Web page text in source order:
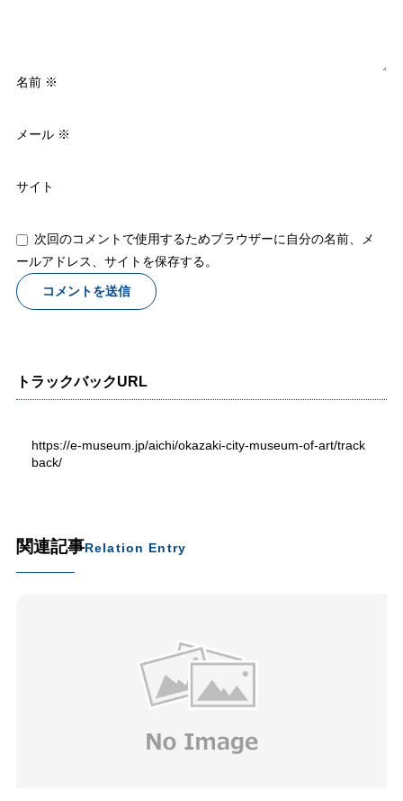
名前 ※
メール ※
サイト
次回のコメントで使用するためブラウザーに自分の名前、メ
ールアドレス、サイトを保存する。
トラックバックURL
https://e-museum.jp/aichi/okazaki-city-museum-of-art/track
back/
関連記事Relation Entry